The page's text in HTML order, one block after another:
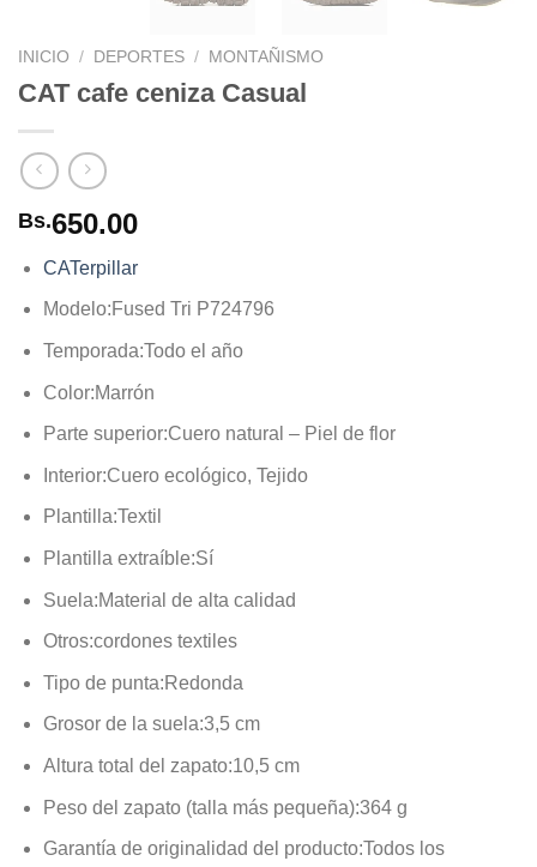
INICIO / DEPORTES / MONTAÑISMO
CAT cafe ceniza Casual
Bs.650.00
CATerpillar
Modelo:Fused Tri P724796
Temporada:Todo el año
Color:Marrón
Parte superior:Cuero natural – Piel de flor
Interior:Cuero ecológico, Tejido
Plantilla:Textil
Plantilla extraíble:Sí
Suela:Material de alta calidad
Otros:cordones textiles
Tipo de punta:Redonda
Grosor de la suela:3,5 cm
Altura total del zapato:10,5 cm
Peso del zapato (talla más pequeña):364 g
Garantía de originalidad del producto:Todos los